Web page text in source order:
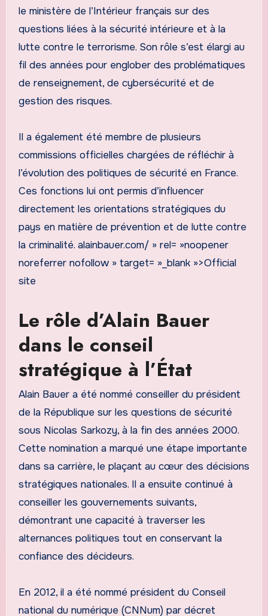
le ministère de l’Intérieur français sur des
questions liées à la sécurité intérieure et à la
lutte contre le terrorisme. Son rôle s’est élargi au
fil des années pour englober des problématiques
de renseignement, de cybersécurité et de
gestion des risques.
Il a également été membre de plusieurs
commissions officielles chargées de réfléchir à
l’évolution des politiques de sécurité en France.
Ces fonctions lui ont permis d’influencer
directement les orientations stratégiques du
pays en matière de prévention et de lutte contre
la criminalité. alainbauer.com/ » rel= »noopener
noreferrer nofollow » target= »_blank »>Official
site
Le rôle d’Alain Bauer
dans le conseil
stratégique à l’État
Alain Bauer a été nommé conseiller du président
de la République sur les questions de sécurité
sous Nicolas Sarkozy, à la fin des années 2000.
Cette nomination a marqué une étape importante
dans sa carrière, le plaçant au cœur des décisions
stratégiques nationales. Il a ensuite continué à
conseiller les gouvernements suivants,
démontrant une capacité à traverser les
alternances politiques tout en conservant la
confiance des décideurs.
En 2012, il a été nommé président du Conseil
national du numérique (CNNum) par décret